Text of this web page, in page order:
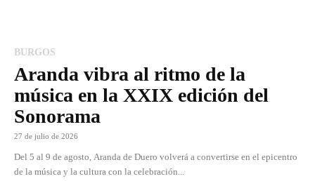
BURGOS
Aranda vibra al ritmo de la
música en la XXIX edición del
Sonorama
27 de julio de 2026
Del 5 al 9 de agosto, Aranda de Duero volverá a convertirse en el epicentro
de la música y la cultura con la celebración...